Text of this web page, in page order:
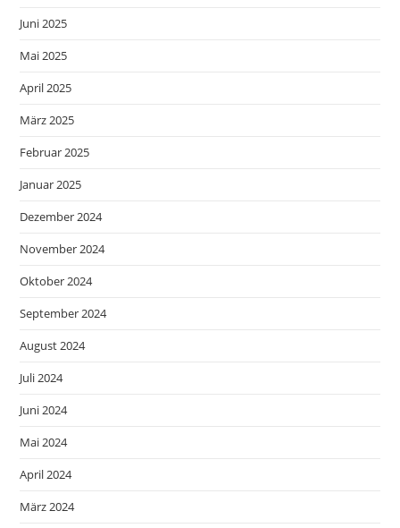
Juni 2025
Mai 2025
April 2025
März 2025
Februar 2025
Januar 2025
Dezember 2024
November 2024
Oktober 2024
September 2024
August 2024
Juli 2024
Juni 2024
Mai 2024
April 2024
März 2024